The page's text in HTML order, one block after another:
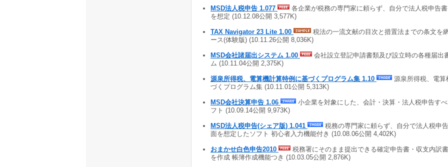
MSD法人税申告 1.077
各企業が税務の専門家に頼らず、自分で法人税申告
を想定 (10.12.08公開 3,577K)
TAX Navigator 23 Lite 1.00
税法の一流文献の目次と措置法までの条文を
ース(体験版) (10.11.26公開 8,036K)
MSD会社諸届出システム 1.00
会社設立登記申請書類及び設立時の各種届出
ム (10.11.04公開 2,375K)
源泉所得税、電算機計算特例に基づくプログラム集 1.10
源泉所得税、電
づくプログラム集 (10.11.01公開 5,313K)
MSD会社決算申告 1.06
小企業を対象にした、会計・決算・法人税申告す
フト (10.09.14公開 9,973K)
MSD法人税申告(シェア版) 1.041
税務の専門家に頼らず、自分で法人税申
面を想定したソフト 初心者入力機能付き (10.08.06公開 4,402K)
おまかせ白色申告2010
税務署にそのまま提出できる確定申告書・収支内訳
を作成 帳簿作成機能つき (10.03.05公開 2,876K)